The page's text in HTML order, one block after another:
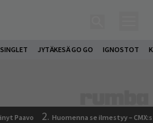
SINGLET JYTÄKESÄ GO GO IGNOSTOT
Paavo
2. Huomenna se ilmestyy –